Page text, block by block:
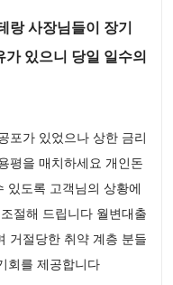
랑 사장님들이 장기
있으니 당일 일수의
포가 있었으나 상한 금리
평을 매치하세요 개인돈
있도록 고객님의 상황에
절해 드립니다 월변대출
거절당한 취약 계층 분들
회를 제공합니다